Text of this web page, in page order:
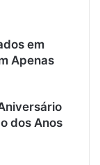
em
Apenas
dos Anos